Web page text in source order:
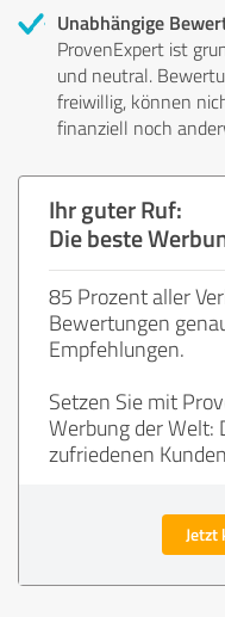
Unabhängige
ProvenExpert ist
und neutral.
freiwillig, können
finanziell noch
Ihr guter Ruf:
Die beste
85 Prozent aller
Bewertungen
Empfehlungen.
Setzen Sie mit
Werbung der Welt:
zufriedenen
Jetzt